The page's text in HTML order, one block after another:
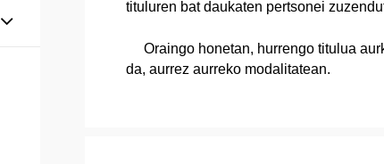
Erakutsi/izkutatu azpiorriak
tituluren bat daukaten pertsonei
Oraingo honetan, hurrengo titulua
da, aurrez aurreko modalitatean.